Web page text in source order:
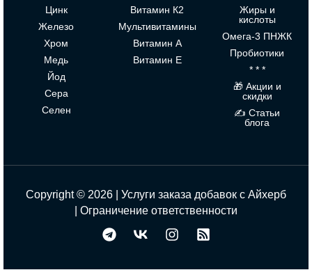
Цинк
Железо
Хром
Медь
Йод
Сера
Селен
Витамин К2
Мультивитамины
Витамин А
Витамин Е
Жиры и
кислоты
Омега-3 ПНЖК
Пробиотики
* * *
🎁 Акции и
скидки
✍ Статьи
блога
Copyright © 2026 | Услуги заказа добавок с Айхерб
Ограничение ответственности